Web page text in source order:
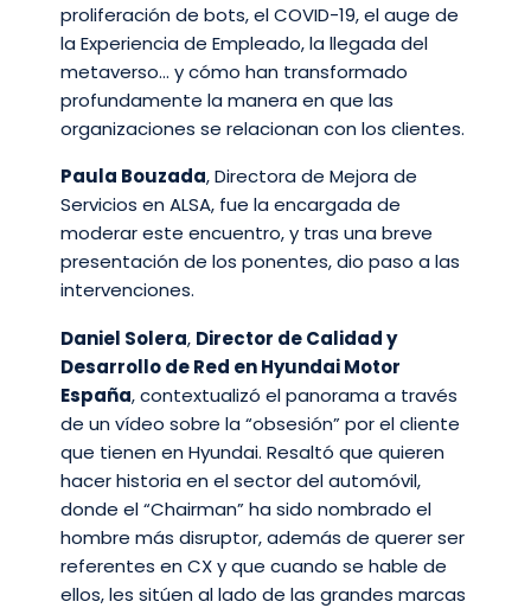
proliferación de bots, el COVID-19, el auge de
la Experiencia de Empleado, la llegada del
metaverso… y cómo han transformado
profundamente la manera en que las
organizaciones se relacionan con los clientes.
Paula Bouzada, Directora de Mejora de
Servicios en ALSA, fue la encargada de
moderar este encuentro, y tras una breve
presentación de los ponentes, dio paso a las
intervenciones.
Daniel Solera, Director de Calidad y
Desarrollo de Red en Hyundai Motor
España, contextualizó el panorama a través
de un vídeo sobre la “obsesión” por el cliente
que tienen en Hyundai. Resaltó que quieren
hacer historia en el sector del automóvil,
donde el “Chairman” ha sido nombrado el
hombre más disruptor, además de querer ser
referentes en CX y que cuando se hable de
ellos, les sitúen al lado de las grandes marcas